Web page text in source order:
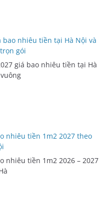
nhiêu tiền tại Hà Nội và
gói
giá bao nhiêu tiền tại Hà
nhiêu tiền 1m2 2027 theo
nhiêu tiền 1m2 2026 – 2027